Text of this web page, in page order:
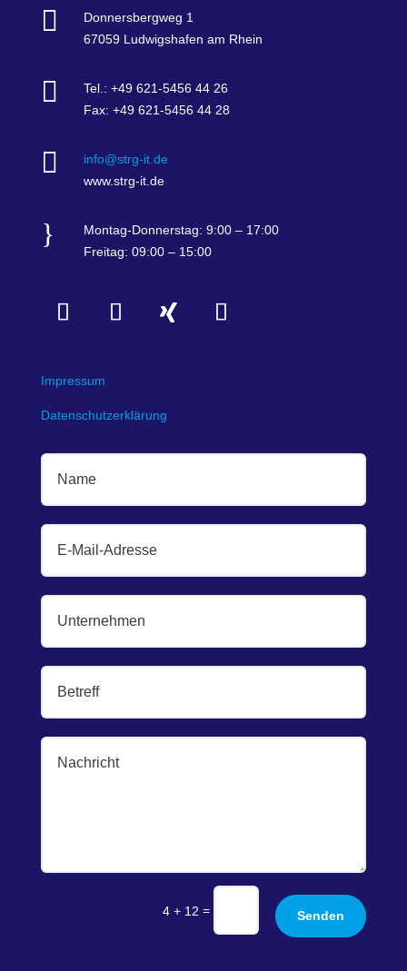

Donnersbergweg 1
67059 Ludwigshafen am Rhein

Tel.: +49 621-5456 44 26
Fax: +49 621-5456 44 28

info@strg-it.de
www.strg-it.de
}
Montag-Donnerstag: 9:00 – 17:00
Freitag: 09:00 – 15:00
Impressum
Datenschutzerklärung
4 + 12 = Senden